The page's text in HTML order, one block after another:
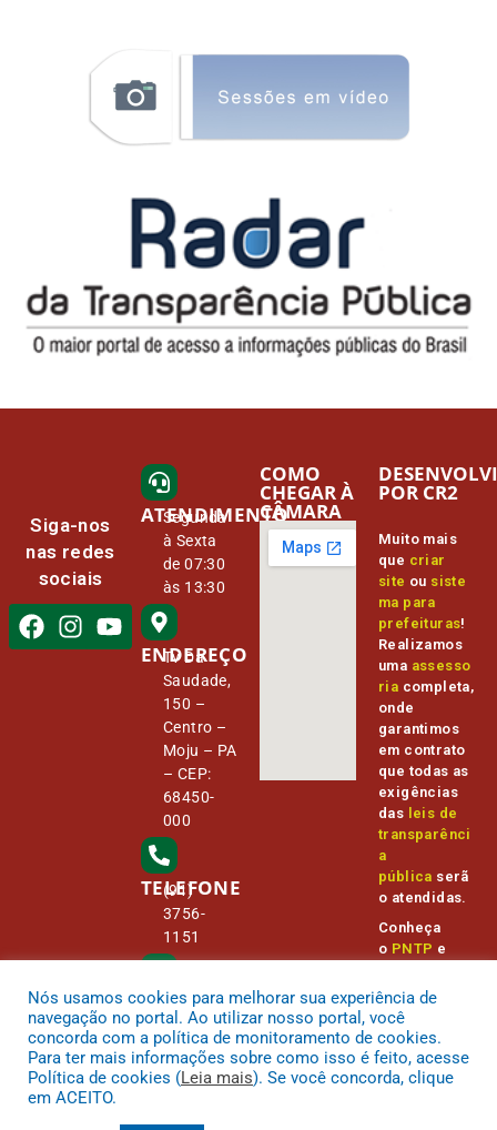
Siga-nos
nas redes
sociais
ATENDIMENTO
Segunda
à Sexta
de 07:30
às 13:30
ENDEREÇO
Tv Da
Saudade,
150 –
Centro –
Moju – PA
– CEP:
68450-
000
TELEFONE
(91)
3756-
1151
E-MAIL
camara@
cmmoju.p
a.gov.br
COMO
CHEGAR À
CÂMARA
Muito mais
que criar
site ou siste
ma para
prefeituras!
Realizamos
uma assesso
ria completa,
onde
garantimos
em contrato
que todas as
exigências
das leis de
transparênci
a
pública serã
o atendidas.
Conheça
o PNTP e
Transparênc
ia Pública
POR CR2
Nós usamos cookies para melhorar sua experiência de
navegação no portal. Ao utilizar nosso portal, você
concorda com a política de monitoramento de cookies.
Para ter mais informações sobre como isso é feito, acesse
Política de cookies (Leia mais). Se você concorda, clique
em ACEITO.